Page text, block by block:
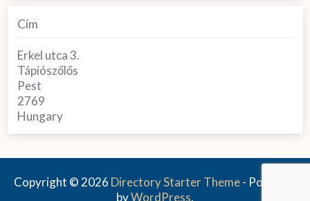
Cím
Erkel utca 3.
Tápiószőlős
Pest
2769
Hungary
Copyright © 2026 Directory Starter Theme- Powered
byWordPress.